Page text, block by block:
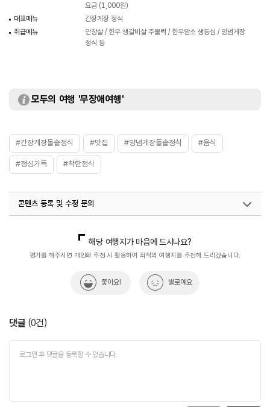
요금 (1,000원)
대표메뉴
간장게장 정식
취급메뉴
안창살 / 한우 생갈비살 주물럭 / 한우암소 생등심 / 양념게장
정식 등
모두의 여행 '무장애여행'
#간장게장돌솥정식 #맛집 #양념게장돌솥정식 #음식
#정성가득 #착한정식
콘텐츠 등록 및 수정 문의
해당 여행지가 마음에 드시나요?
평가를 해주시면 개인화 추천 시 활용하여 최적의 여행지를 추천해 드리겠습니다.
좋아요! 별로예요
댓글 (0건)